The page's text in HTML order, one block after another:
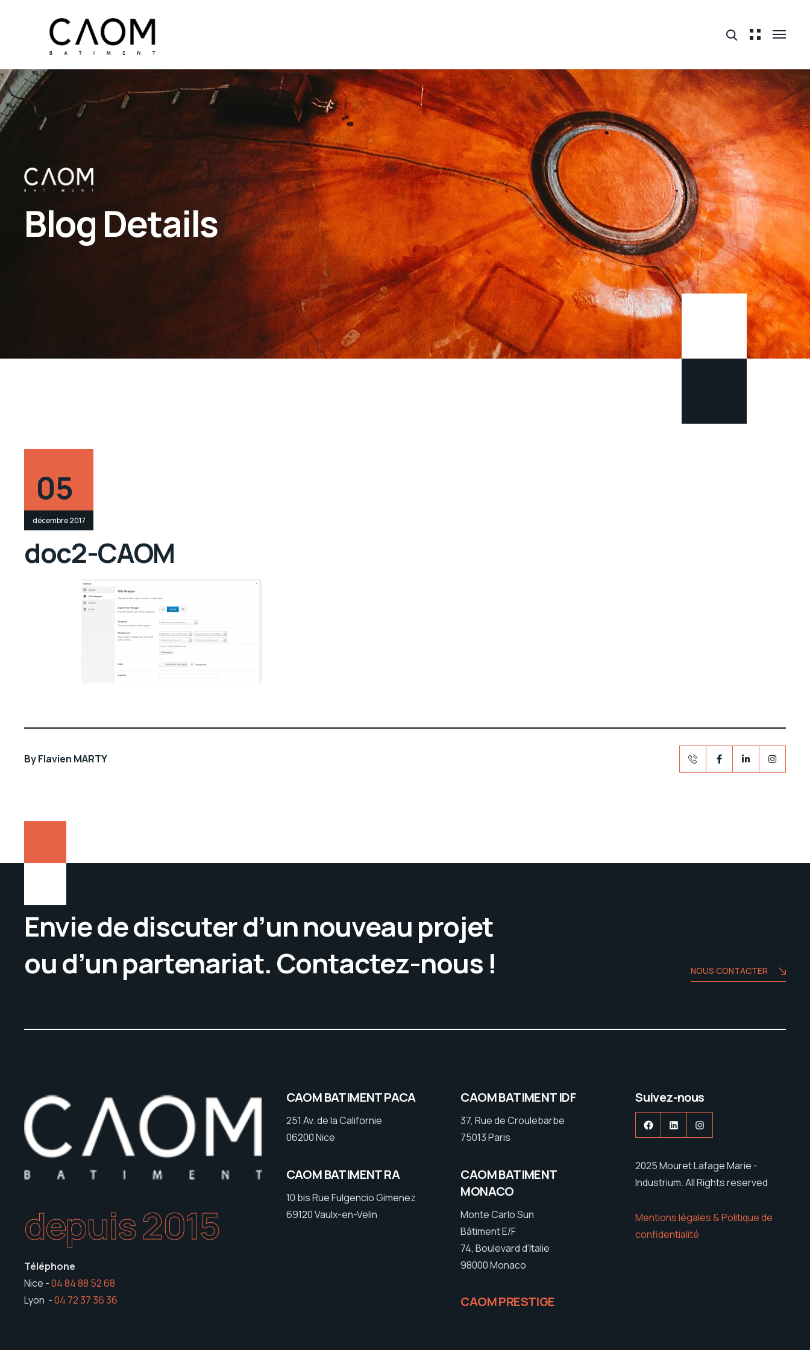
Blog Details
05
décembre 2017
doc2-CAOM
ByFlavien MARTY
Envie de discuter d’un nouveau projet
ou d’un partenariat. Contactez-nous !
NOUS CONTACTER
depuis 2015
Téléphone
Nice -04 84 88 52 68
Lyon -04 72 37 36 36
CAOM BATIMENT PACA
251 Av. de la Californie
06200 Nice
CAOM BATIMENT RA
10 bis Rue Fulgencio Gimenez
69120 Vaulx-en-Velin
CAOM BATIMENT IDF
37, Rue de Croulebarbe
75013 Paris
CAOM BATIMENT
MONACO
Monte Carlo Sun
Bâtiment E/F
74, Boulevard d’Italie
98000 Monaco
CAOM PRESTIGE
Suivez-nous
Facebook
LinkedInInstagram
2025 Mouret Lafage Marie -
Industrium. All Rights reserved
Mentions légales & Politique de
confidentialité